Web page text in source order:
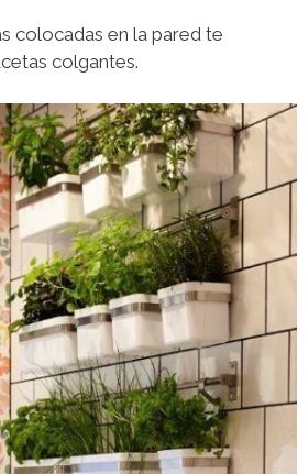
colocadas en la pared te
colgantes.